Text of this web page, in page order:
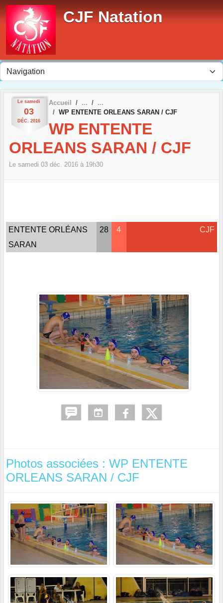
CJF Natation
Le samedi
03
DÉC. 2016
Accueil
WP ENTENTE ORLEANS SARAN / CJF
WP ENTENTE
ORLEANS SARAN / CJF
Le samedi 03 déc. 2016 à 19h30
ENTENTE ORLÉANS
SARAN
28 4 CJF
Photos associées : WP ENTENTE
ORLEANS SARAN / CJF
Panneau de gestion des cookies